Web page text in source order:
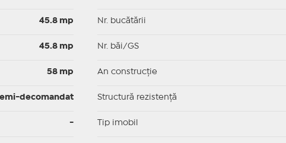
45.8 mp
45.8 mp
58 mp
decomandat
-
Nr. bucătării
Nr. băi/GS
An construcție
Structură rezistență
Tip imobil